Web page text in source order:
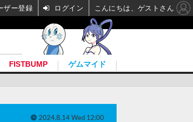
FISTBUMP ゲムマイド
2024.8.14 Wed 12:00
ザー登録 ログイン こんにちは、ゲストさん